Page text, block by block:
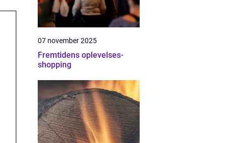
07 november 2025
Fremtidens oplevelses-
shopping